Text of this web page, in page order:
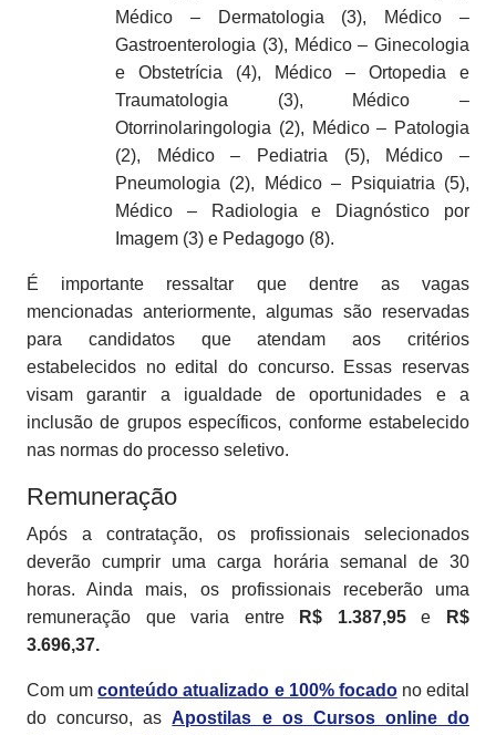
Médico – Dermatologia (3), Médico –
Gastroenterologia (3), Médico – Ginecologia
e Obstetrícia (4), Médico – Ortopedia e
Traumatologia (3), Médico –
Otorrinolaringologia (2), Médico – Patologia
(2), Médico – Pediatria (5), Médico –
Pneumologia (2), Médico – Psiquiatria (5),
Médico – Radiologia e Diagnóstico por
Imagem (3) e Pedagogo (8).
É importante ressaltar que dentre as vagas
mencionadas anteriormente, algumas são reservadas
para candidatos que atendam aos critérios
estabelecidos no edital do concurso. Essas reservas
visam garantir a igualdade de oportunidades e a
inclusão de grupos específicos, conforme estabelecido
nas normas do processo seletivo.
Remuneração
Após a contratação, os profissionais selecionados
deverão cumprir uma carga horária semanal de 30
horas. Ainda mais, os profissionais receberão uma
remuneração que varia entre
R$ 1.387,95e
R$
3.696,37.
Com umconteúdo atualizado e 100% focadono edital
do concurso, as Apostilas e os Cursos online do